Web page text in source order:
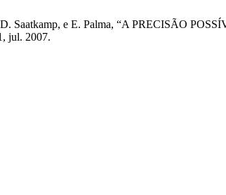
D. Saatkamp, e E. Palma, “A PRECISÃO
jul. 2007.